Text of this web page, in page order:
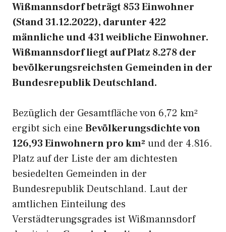
Wißmannsdorf beträgt 853 Einwohner
(Stand 31.12.2022), darunter 422
männliche und 431 weibliche Einwohner.
Wißmannsdorf liegt auf Platz 8.278 der
bevölkerungsreichsten Gemeinden in der
Bundesrepublik Deutschland.
Bezüglich der Gesamtfläche von 6,72 km²
ergibt sich eine Bevölkerungsdichte von
126,93 Einwohnern pro km² und der 4.816.
Platz auf der Liste der am dichtesten
besiedelten Gemeinden in der
Bundesrepublik Deutschland. Laut der
amtlichen Einteilung des
Verstädterungsgrades ist Wißmannsdorf